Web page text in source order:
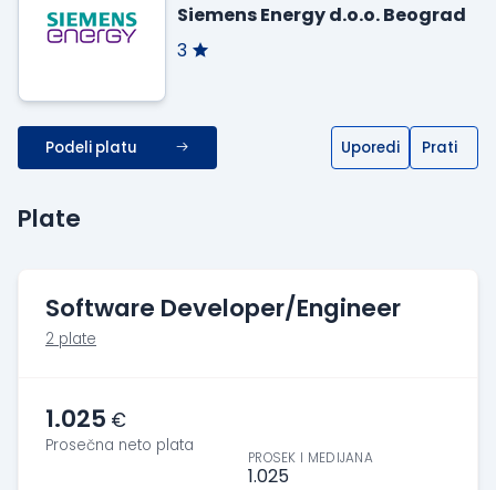
Siemens Energy d.o.o. Beograd
3
Podeli platu Uporedi Prati
Plate
Software Developer/Engineer
2 plate
1.025 €
Prosečna neto plata
PROSEK I MEDIJANA
1.025